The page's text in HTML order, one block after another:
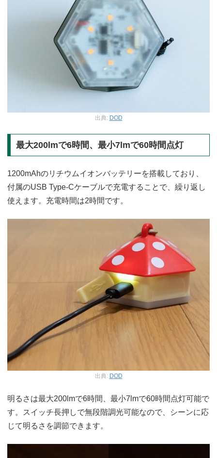
出典: DOD
最大200lmで6時間、最小7lmで60時間点灯
1200mAhのリチウムイオンバッテリーを搭載しており、
付属のUSB Type-Cケーブルで充電することで、繰り返し
使えます。充電時間は2時間です。
出典: DOD
明るさは最大200lmで6時間、最小7lmで60時間点灯可能で
す。スイッチ長押しで無段階調光可能なので、シーンに応
じて明るさを調節できます。